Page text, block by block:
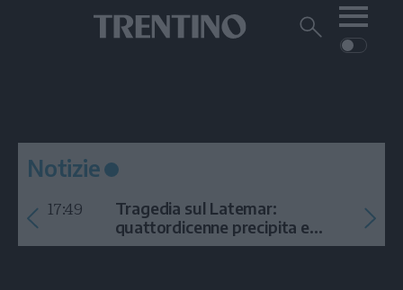
Cerca
CRONACA
GARDA
CULTURA
VIDEO
Notizie
17:49
Tragedia sul Latemar:
quattordicenne precipita e
muore